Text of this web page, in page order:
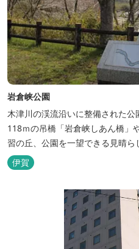
岩倉峡公園
木津川の渓流沿いに整備された
118ｍの吊橋「岩倉峡しあん橋」
習の丘、公園を一望できる見晴
利用できるキャンプ場も併設され
やぶっちゃに至る「川辺の道」が
る憩いの場となっています。
伊賀